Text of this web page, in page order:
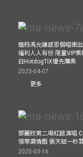
寵粉馮允謙感恩個唱衝
福利人人有份 限量VIP
日HotdogTIX優先購票
2025-04-07
更多
鄧麗欣第二場紅館演唱
領帶調情戲 張天賦一秒
2025-03-16